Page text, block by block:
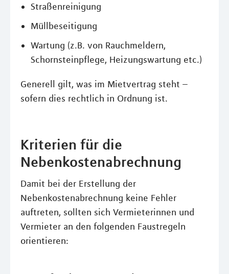
Straßenreinigung
Müllbeseitigung
Wartung (z.B. von Rauchmeldern,
Schornsteinpflege, Heizungswartung etc.)
Generell gilt, was im Mietvertrag steht –
sofern dies rechtlich in Ordnung ist.
Kriterien für die
Nebenkostenabrechnung
Damit bei der Erstellung der
Nebenkostenabrechnung keine Fehler
auftreten, sollten sich Vermieterinnen und
Vermieter an den folgenden Faustregeln
orientieren: